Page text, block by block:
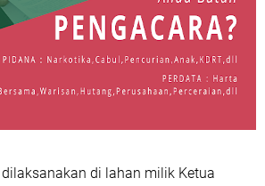
di lahan milik Ketua